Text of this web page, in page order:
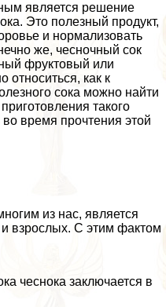
является решение
Это полезный продукт,
и нормализовать
же, чесночный сок
фруктовый или
относиться, как к
сока можно найти
такого
во время прочтения этой
из нас, является
взрослых. С этим фактом
чеснока заключается в